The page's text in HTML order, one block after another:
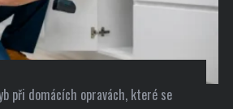
při domácích opravách, které se